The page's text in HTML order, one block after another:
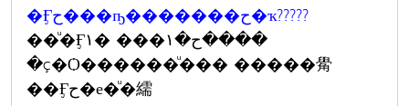
�Ӻح���ҧ�������ح�ҡ?????
��ͧ�Ӻح�١��� �١����
�ç�Ѻ������ͧ��� �����觷
��Ӻح�е�ͧ�繻